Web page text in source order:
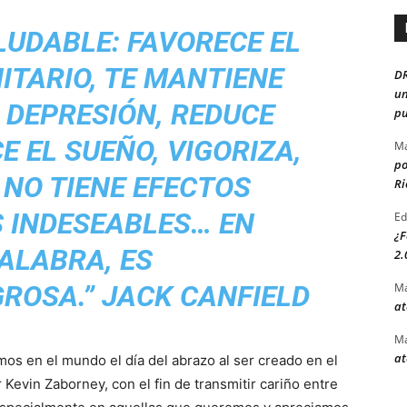
FAVORECE EL
TE MANTIENE
REDUCE
EL SUEÑO, VIGORIZA,
TIENE EFECTOS
INDESEABLES… EN
ES
JACK CANFIELD
en el mundo el día del abrazo al ser creado en el
Kevin Zaborney, con el fin de transmitir cariño entre